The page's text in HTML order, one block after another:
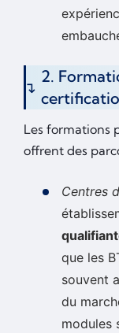
2.
Les formations
offrent des
Centres
que les
souvent
du
modules